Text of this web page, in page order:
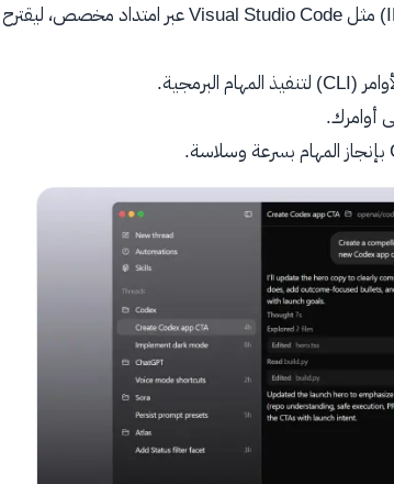
يمكن استخدام Codex داخل بيئات التطوير المتكاملة (IDE) مثل Visual Studio Code عبر امتداد مخصص، ليقترح
أوامرك.